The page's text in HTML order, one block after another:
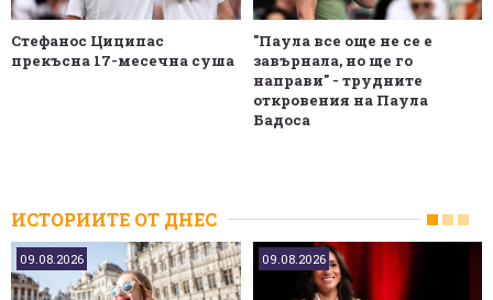
Стефанос Циципас
прекъсна 17-месечна суша
"Паула все още не се е
завърнала, но ще го
направи" - трудните
откровения на Паула
Бадоса
ИСТОРИИТЕ ОТ ДНЕС
09.08.2026 09.08.2026